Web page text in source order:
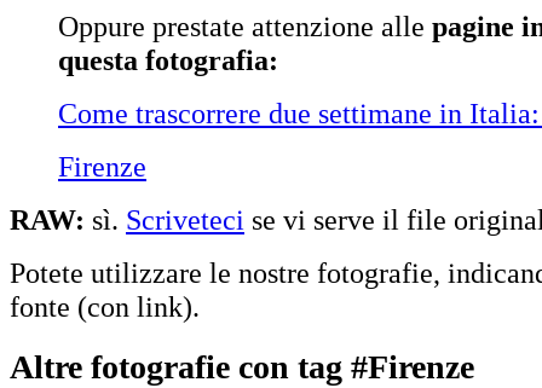
Oppure prestate attenzione alle pagine
questa fotografia:
Come trascorrere due settimane in
Firenze
RAW: sì. Scriveteci se vi serve il file
Potete utilizzare le nostre fotografie,
fonte (con link).
Altre fotografie con tag #Firenze